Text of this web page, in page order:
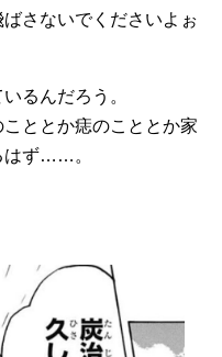
さないでくださいよぉ
るんだろう。
ととか痣のこととか家
はず……。